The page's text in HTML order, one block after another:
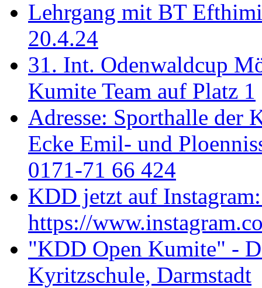
Lehrgang mit BT
20.4.24
31. Int. Odenwaldcup
Kumite Team auf Platz 1
Adresse: Sporthalle der
Ecke Emil- und
0171-71 66 424
KDD jetzt auf
https://
"KDD Open Kumite" -
Kyritzschule, Darmstadt